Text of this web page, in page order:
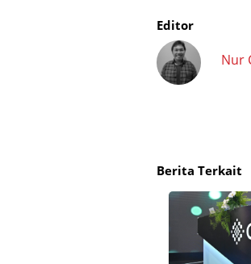
Editor
Nur
Berita Terkait